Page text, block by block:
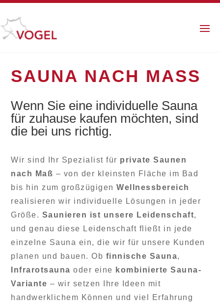
SAUNA NACH MASS
Wenn Sie eine individuelle Sauna
für zuhause kaufen möchten, sind
die bei uns richtig.
Wir sind Ihr Spezialist für private Saunen
nach Maß – von der kleinsten Fläche im Bad
bis hin zum großzügigenWellnessbereich
realisieren wir individuelle Lösungen in jeder
Größe. Saunieren ist unsere Leidenschaft,
und genau diese Leidenschaft fließt in jede
einzelne Sauna ein, die wir für unsere Kunden
planen und bauen. Ob finnische Sauna,
Infrarotsauna oder eine kombinierte Sauna-
Variante – wir setzen Ihre Ideen mit
handwerklichem Können und viel Erfahrung